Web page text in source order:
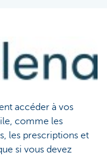
accéder à vos
comme les
les prescriptions et
si vous devez